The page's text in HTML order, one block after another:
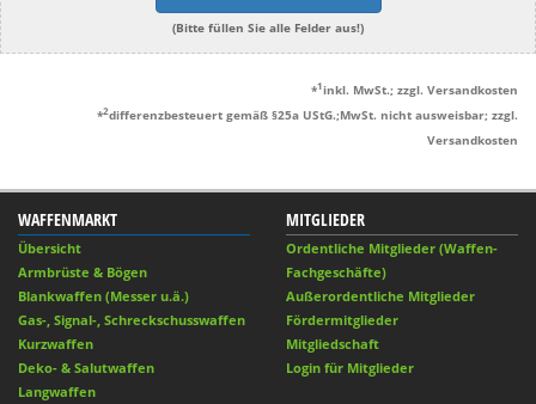
(Bitte füllen Sie alle Felder aus!)
*1inkl. MwSt.; zzgl. Versandkosten
*2differenzbesteuert gemäß §25a UStG.;MwSt. nicht ausweisbar; zzgl.
Versandkosten
WAFFENMARKT
Übersicht
Armbrüste & Bögen
Blankwaffen (Messer u.ä.)
Gas-, Signal-, Schreckschusswaffen
Kurzwaffen
Deko- & Salutwaffen
Langwaffen
MITGLIEDER
Ordentliche Mitglieder (Waffen-
Fachgeschäfte)
Außerordentliche Mitglieder
Fördermitglieder
Mitgliedschaft
Login für Mitglieder